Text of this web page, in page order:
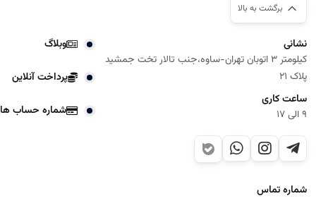
برگشت به بالا
نشانی
کیلومتر 3 اتوبان تهران-ساوه،جنب تالار تخت جمشید
پلاک 21
ساعت کاری
9 الی 17
شماره تماس
وبلاگ
پرداخت آنلاین
شماره حساب ها